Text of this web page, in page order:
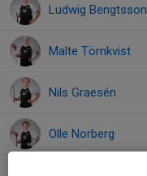
Ludwig Bengtsson
Malte Törnkvist
Nils Graesén
Olle Norberg